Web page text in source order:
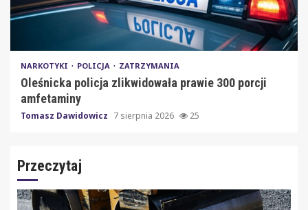
NARKOTYKI POLICJA ZATRZYMANIA
Oleśnicka policja zlikwidowała prawie 300 porcji
amfetaminy
Tomasz Dawidowicz 7 sierpnia 2026 25
Przeczytaj